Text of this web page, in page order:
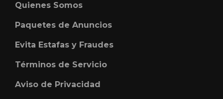
Quienes Somos
Paquetes de Anuncios
Evita Estafas y Fraudes
Términos de Servicio
Aviso de Privacidad